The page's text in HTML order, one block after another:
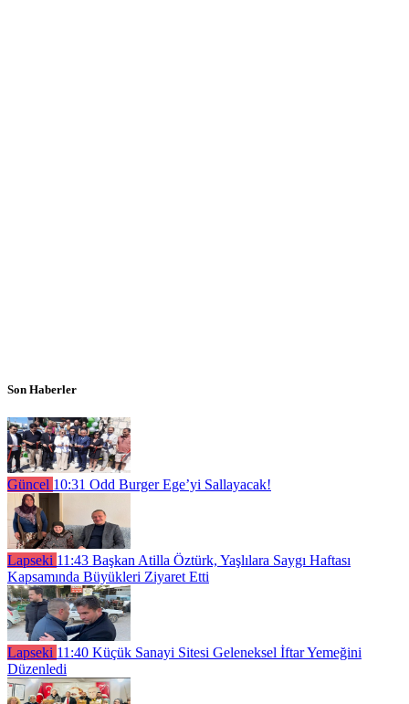
Son Haberler
Güncel 10:31 Odd Burger Ege’yi Sallayacak!
Lapseki 11:43 Başkan Atilla Öztürk, Yaşlılara Saygı Haftası
Kapsamında Büyükleri Ziyaret Etti
Lapseki 11:40 Küçük Sanayi Sitesi Geleneksel İftar Yemeğini
Düzenledi